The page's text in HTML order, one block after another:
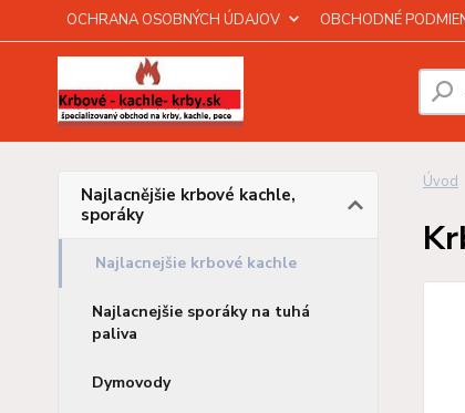
OCHRANA OSOBNÝCH ÚDAJOV OBCHODNÉ
Najlacnějšie krbové kachle,
sporáky
Najlacnejšie krbové kachle
Najlacnejšie sporáky na tuhá
paliva
Dymovody
Úvod